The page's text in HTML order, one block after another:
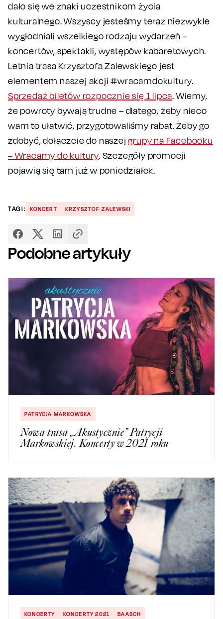
dało się we znaki uczestnikom życia
kulturalnego. Wszyscy jesteśmy teraz niezwykle
wygłodniali wszelkiego rodzaju wydarzeń –
koncertów, spektakli, występów kabaretowych.
Letnia trasa Krzysztofa Zalewskiego jest
elementem naszej akcji #wracamdokultury.
Sprzedaż biletów rozpocznie się 1 lipca. Wiemy,
że powroty bywają trudne – dlatego, żeby nieco
wam to ułatwić, przygotowaliśmy rabat. Żeby go
zdobyć, dołączcie do naszejgrupy na Facebooku
– Wracamy do kultury. Szczegóły promocji
pojawią się tam już w poniedziałek.
TAGI: KONCERT KRZYSZTOF ZALEWSKI
Podobne artykuły
PATRYCJA MARKOWSKA
Nowa trasa „Akustycznie” Patrycji
Markowskiej. Koncerty w 2021 roku
KONCERTY KONCERTY 2021 BAASCH